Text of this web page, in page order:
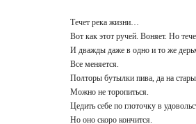
Течет река жизни…
Вот как этот ручей. Воняет. Но
И дважды даже в одно и то же
Все меняется.
Полторы бутылки пива, да на
Можно не торопиться.
Цедить себе по глоточку в
Но оно скоро кончится.